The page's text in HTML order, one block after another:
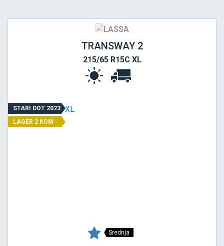
TRANSWAY 2
215/65 R15C XL
STARI DOT 2023
LAGER 2 KOM
Srednja